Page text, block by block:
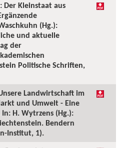
Der Kleinstaat aus
(Hg.):
und aktuelle
der
Politische Schriften,
Landwirtschaft im
und Umwelt - Eine
H. Wytrzens (Hg.):
Bendern
Institut, 1).